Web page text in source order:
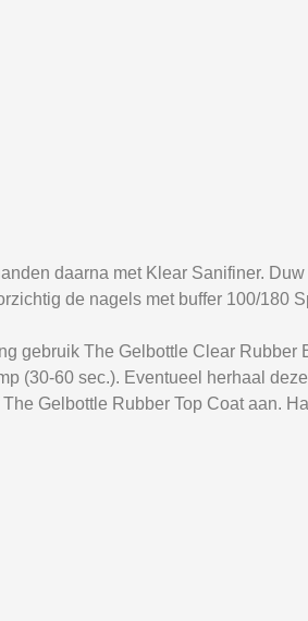
daarna met Klear Sanifiner.
de nagels met buffer 100/180
gebruik The Gelbottle Clear Rubber
(30-60 sec.). Eventueel herhaal
Gelbottle Rubber Top Coat aan.